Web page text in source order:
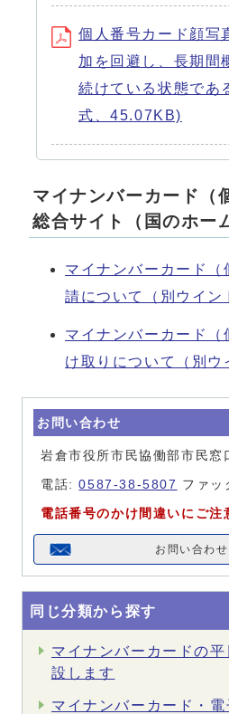
個人番号カード顔写
加を回避し、長期間
続けている状態であ
式、45.07KB)
マイナンバーカード（
総合サイト（国のホー
マイナンバーカード（
請について
（別ウイン
マイナンバーカード（
け取りについて
（別
お問い合わせ
岩倉市役所市民協働部市民窓
電話:0587-38-5807 ファ
電話番号のかけ間違いにご注
お問い合わ
同じ分類から探す
マイナンバーカードの
設します
マイナンバーカード・